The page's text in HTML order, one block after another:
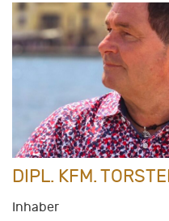
DIPL. KFM.
Inhaber